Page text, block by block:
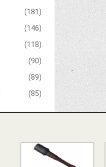
(181)
(146)
(118)
(90)
(89)
(85)